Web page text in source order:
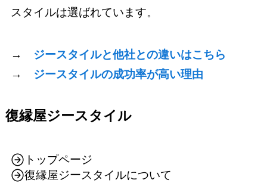
スタイルは選ばれています。
→ ジースタイルと他社との違いはこちら
→ ジースタイルの成功率が高い理由
復縁屋ジースタイル
トップページ
復縁屋ジースタイルについて